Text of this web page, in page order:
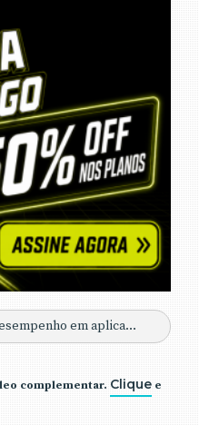
Desempenho em aplicações Java - Revista Java Magazine 102
complementar. Clique e